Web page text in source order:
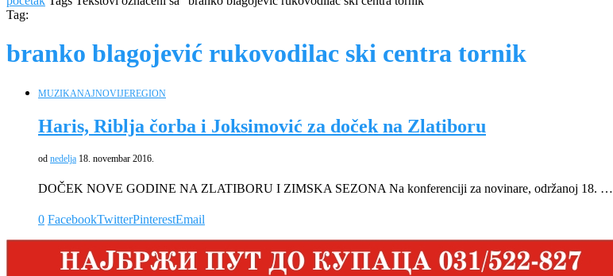
Tag:
branko blagojević rukovodilac ski centra tornik
MUZIKANAJNOVIJEREGION
Haris, Riblja čorba i Joksimović za doček na Zlatiboru
od nedelja 18. novembar 2016.
DOČEK NOVE GODINE NA ZLATIBORU I ZIMSKA SEZONA Na konferenciji za novinare, održanoj 18. …
0 FacebookTwitterPinterestEmail